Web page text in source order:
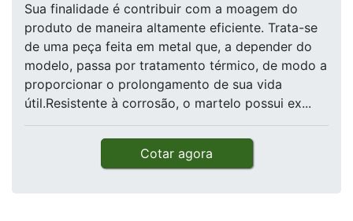
Sua finalidade é contribuir com a moagem do
produto de maneira altamente eficiente. Trata-se
de uma peça feita em metal que, a depender do
modelo, passa por tratamento térmico, de modo a
proporcionar o prolongamento de sua vida
útil.Resistente à corrosão, o martelo possui ex...
Cotar agora